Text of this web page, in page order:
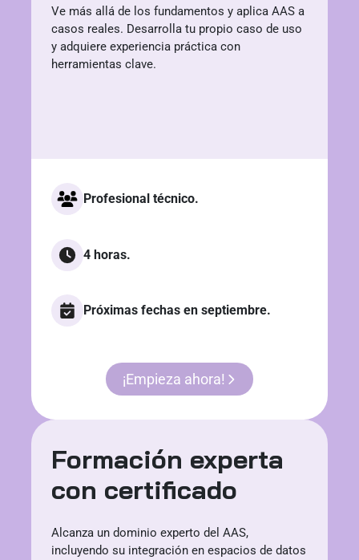
Ve más allá de los fundamentos y aplica AAS a
casos reales. Desarrolla tu propio caso de uso
y adquiere experiencia práctica con
herramientas clave.
Profesional técnico.
4 horas.
Próximas fechas en septiembre.
¡Empieza ahora!
Formación experta
con certificado
Alcanza un dominio experto del AAS,
incluyendo su integración en espacios de datos